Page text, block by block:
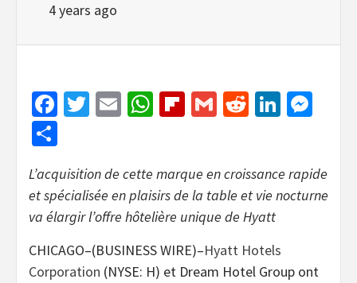
4 years ago
Facebook
Twitter
EmailWhatsApp
Flipboard
GmailReddit
L’acquisition de cette marque en croissance rapide
et spécialisée en plaisirs de la table et vie nocturne
va élargir l’offre hôtelière unique de Hyatt
CHICAGO–(BUSINESS WIRE)–Hyatt Hotels
Corporation (NYSE: H) et Dream Hotel Group ont